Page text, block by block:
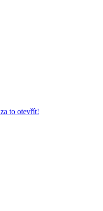
to otevřít!